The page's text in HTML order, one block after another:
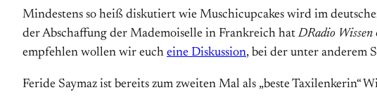
Mindestens so heiß diskutiert wie Muschicupcakes wird im
der Abschaffung der Mademoiselle in Frankreich hat DRadio Wissen
empfehlen wollen wir euch eine Diskussion, bei der unter anderem
Feride Saymaz ist bereits zum zweiten Mal als „beste Taxilenkerin“